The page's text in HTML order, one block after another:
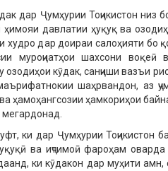
дар Ҷумҳурии Тоҷикистон низ
ҳимояи давлатии ҳуқуқ ва
худро дар доираи салоҳияти бо
муроҷиатҳои шахсони воқеӣ
озодиҳои кӯдак, санҷиши вазъи
шаҳрвандон, аз
ҳамоҳангсозии ҳамкориҳои
ки дар Ҷумҳурии Тоҷикистон
ва иҷтимоӣ фароҳам
ки кӯдакон дар муҳити